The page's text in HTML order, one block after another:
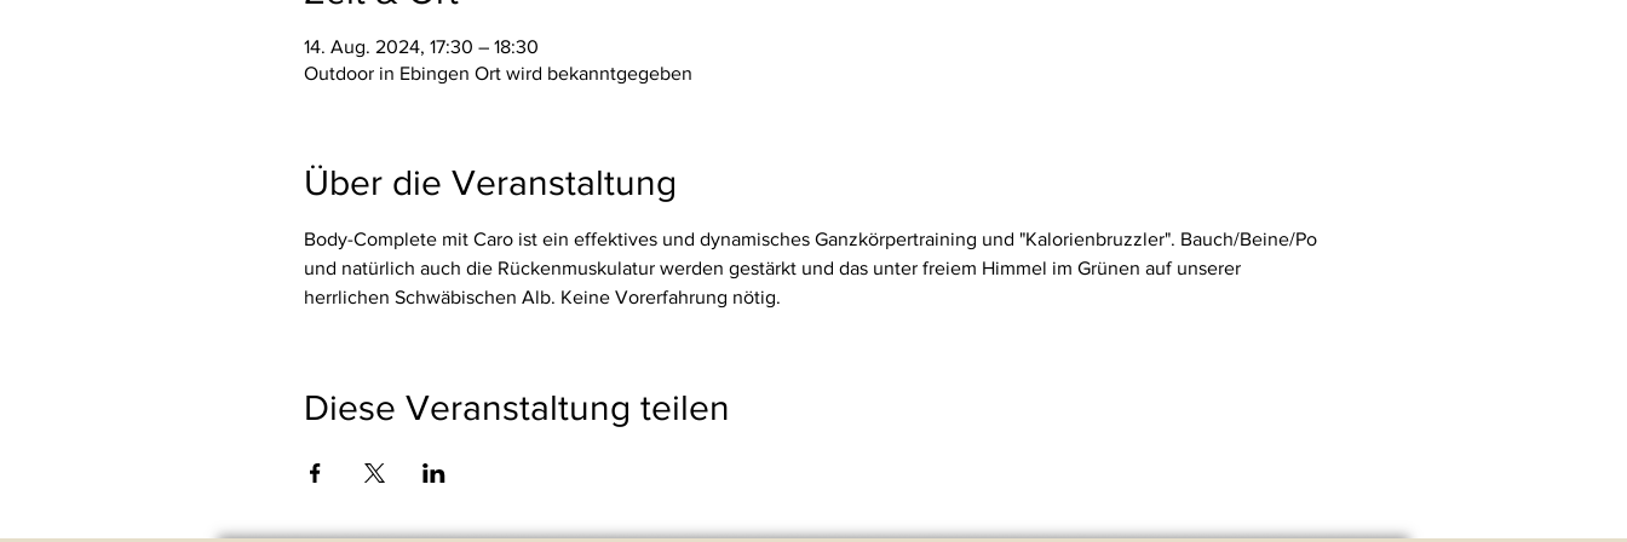
14. Aug. 2024, 17:30 – 18:30
Outdoor in Ebingen Ort wird bekanntgegeben
Über die Veranstaltung
Body-Complete mit Caro ist ein effektives und dynamisches Ganzkörpertraining und "Kalorienbruzzler". Bauch/Beine/Po
und natürlich auch die Rückenmuskulatur werden gestärkt und das unter freiem Himmel im Grünen auf unserer
herrlichen Schwäbischen Alb. Keine Vorerfahrung nötig.
Diese Veranstaltung teilen